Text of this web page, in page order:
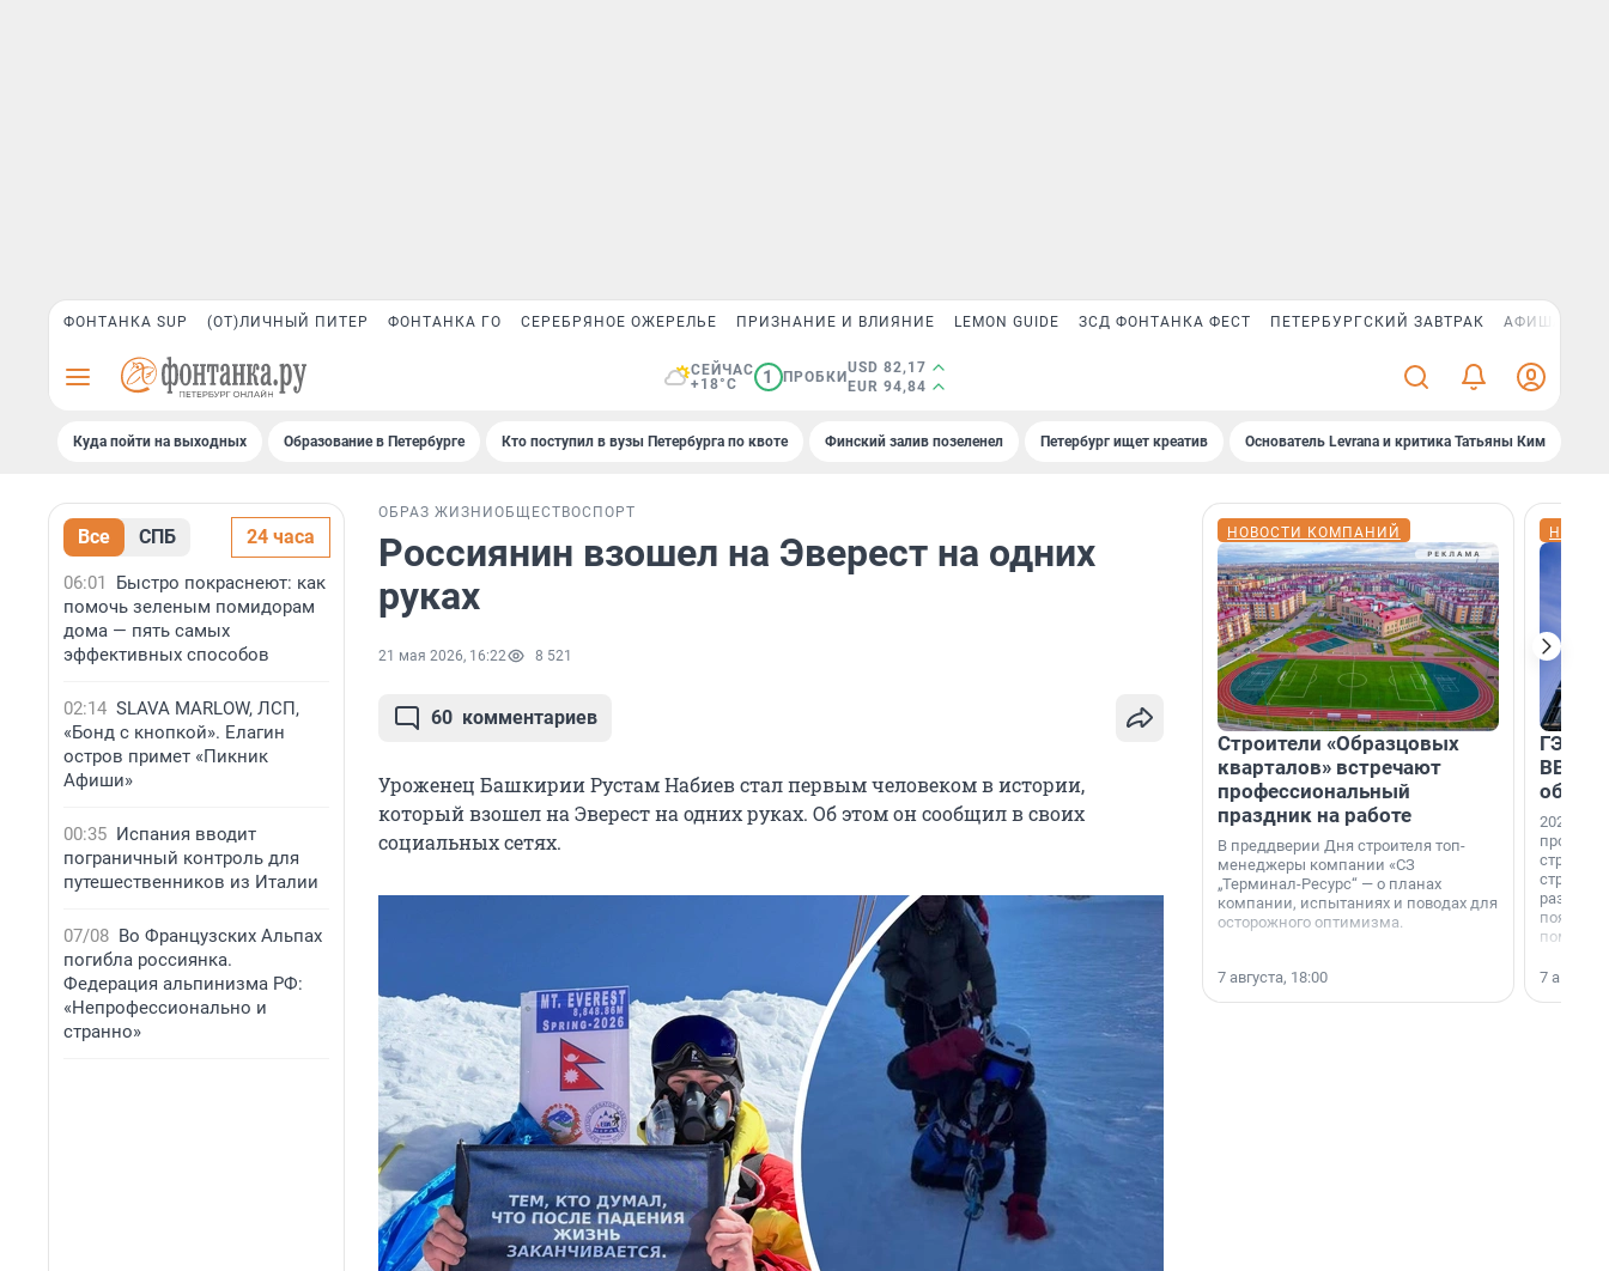
ФОНТАНКА SUP (ОТ)ЛИЧНЫЙ ПИТЕР ФОНТАНКА ГО СЕРЕБРЯНОЕ ОЖЕРЕЛЬЕ ПРИЗНАНИЕ И ВЛИЯНИЕ LEMON GUIDE ЗСД ФОНТАНКА ФЕСТ ПЕТЕРБУРГСКИЙ ЗАВТРАК АФИША PLUS
СЕЙЧАС
+18°C
1 ПРОБКИ
USD 82,17
EUR 94,84
Куда пойти на выходных Образование в Петербурге Кто поступил в вузы Петербурга по квоте Финский залив позеленел Петербург ищет креатив Основатель Levrana и критика Татьяны Ким
Все СПБ 24 часа
06:01
Быстро покраснеют: как
помочь зеленым помидорам
дома — пять самых
эффективных способов
02:14 SLAVA MARLOW, ЛСП,
«Бонд с кнопкой». Елагин
остров примет «Пикник
Афиши»
00:35 Испания вводит
пограничный контроль для
путешественников из Италии
07/08 Во Французских Альпах
погибла россиянка.
Федерация альпинизма РФ:
«Непрофессионально и
странно»
ОБРАЗ ЖИЗНИ ОБЩЕСТВОСПОРТ
Россиянин взошел на Эверест на одних
руках
21 мая 2026, 16:22 8 521
60 комментариев
Уроженец БашкирииРустам Набиев стал первым человеком в истории,
который взошел на Эверест на одних руках. Об этом он сообщил в своих
социальных сетях.
НОВОСТИ КОМПАНИЙ
Строители «Образцовых
кварталов» встречают
профессиональный
праздник на работе
В преддверии Дня строителя топ-
менеджеры компании «СЗ
„Терминал-Ресурс“ — о планах
компании, испытаниях и поводах для
осторожного оптимизма.
7 августа, 18:00
ГЭС,
ВВП: в
об
2026-й —
раз. В
7